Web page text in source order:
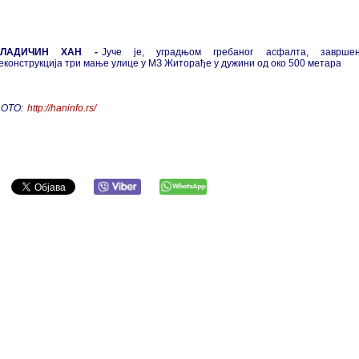
ХАН - Јуче је, уградњом гребаног асфалта,
три мање улице у МЗ Житорађе у дужини од око 500 метара
http://haninfo.rs/